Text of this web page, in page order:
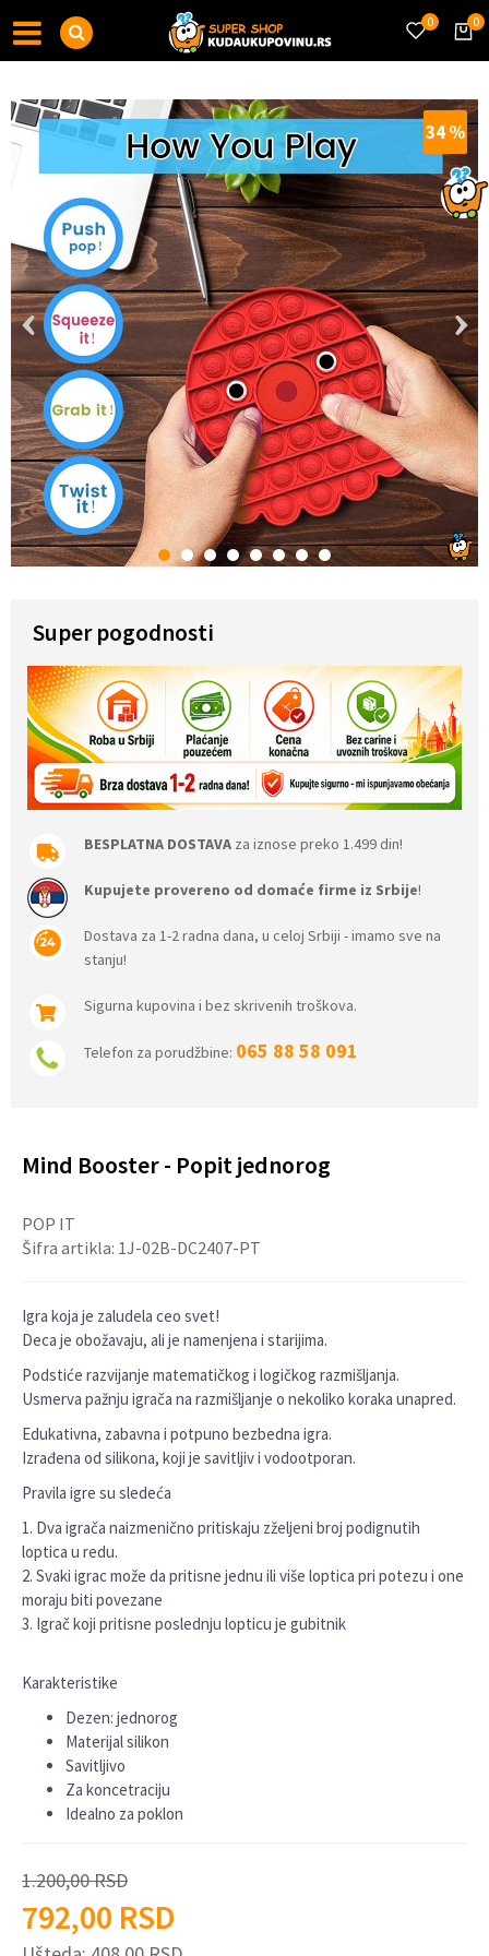
0
0
1 2 3 4 5 6 7 8
34%
Super pogodnosti
BESPLATNA DOSTAVA za iznose preko 1.499 din!
Kupujete provereno od domaće firme iz Srbije!
Dostava za 1-2 radna dana, u celoj Srbiji - imamo sve na
stanju!
Sigurna kupovina i bez skrivenih troškova.
Telefon za porudžbine: 065 88 58 091
Mind Booster - Popit jednorog
POP IT
Šifra artikla: 1J-02B-DC2407-PT
Igra koja je zaludela ceo svet!
Deca je obožavaju, ali je namenjena i starijima.
Podstiće razvijanje matematičkog i logičkog razmišljanja.
Usmerva pažnju igrača na razmišljanje o nekoliko koraka unapred.
Edukativna, zabavna i potpuno bezbedna igra.
Izrađena od silikona, koji je savitljiv i vodootporan.
Pravila igre su sledeća
1. Dva igrača naizmenično pritiskaju zželjeni broj podignutih
loptica u redu.
2. Svaki igrac može da pritisne jednu ili više loptica pri potezu i one
moraju biti povezane
3. Igrač koji pritisne poslednju lopticu je gubitnik
Karakteristike
Dezen: jednorog
Materijal silikon
Savitljivo
Za koncetraciju
Idealno za poklon
1.200,00RSD
792,00 RSD